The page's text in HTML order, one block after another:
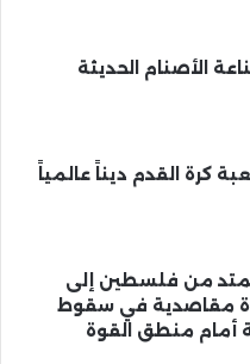
الأصنام الحديثة
كرة القدم ديناً عالمياً
تمتد من فلسطين إلى
مقاصدية في سقوط
أمام منطق القوة